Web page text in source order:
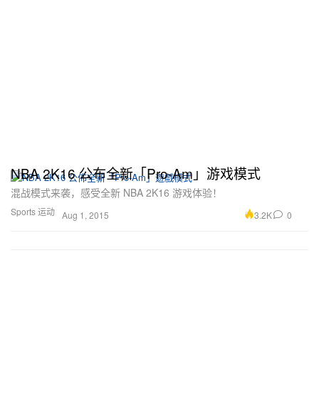
Sports 运动
NBA 2K16 公布全新「Pro-Am」游戏模式
混战模式来袭，感受全新 NBA 2K16 游戏体验！
Aug 1, 2015 3.2K 0